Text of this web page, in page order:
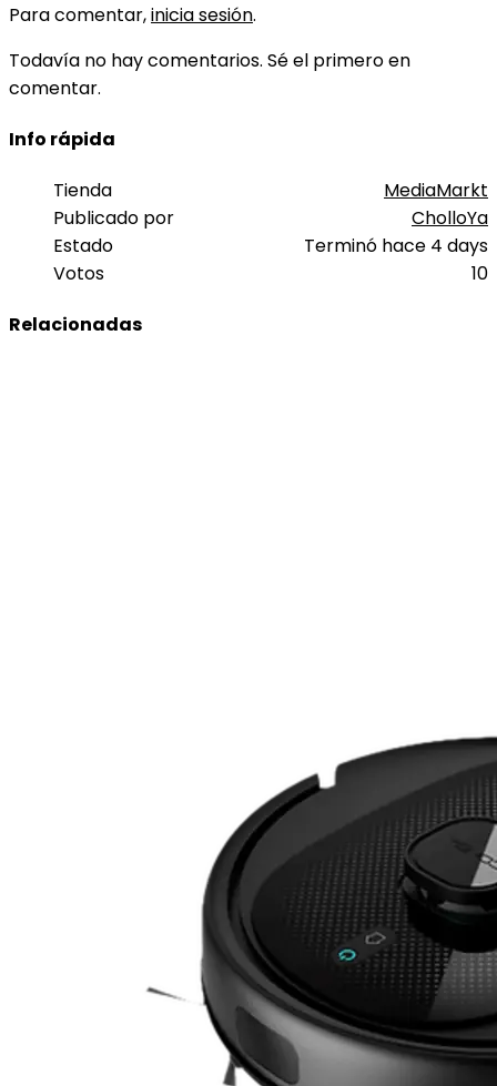
Para comentar,inicia sesión.
Todavía no hay comentarios. Sé el primero en
comentar.
Info rápida
Tienda
MediaMarkt
Publicado por
CholloYa
Estado
Terminó hace 4 days
Votos
10
Relacionadas